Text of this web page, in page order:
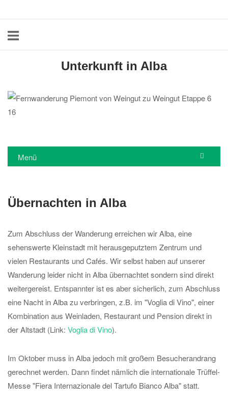
content
Unterkunft in Alba
Menü
Übernachten in Alba
Zum Abschluss der Wanderung erreichen wir Alba, eine
sehenswerte Kleinstadt mit herausgeputztem Zentrum und
vielen Restaurants und Cafés. Wir selbst haben auf unserer
Wanderung leider nicht in Alba übernachtet sondern sind direkt
weitergereist. Entspannter ist es aber sicherlich, zum Abschluss
eine Nacht in Alba zu verbringen, z.B. im "Voglia di Vino", einer
Kombination aus Weinladen, Restaurant und Pension direkt in
der Altstadt (Link: Voglia di Vino).
Im Oktober muss in Alba jedoch mit großem Besucherandrang
gerechnet werden. Dann findet nämlich die internationale Trüffel-
Messe "Fiera Internazionale del Tartufo Bianco Alba" statt.